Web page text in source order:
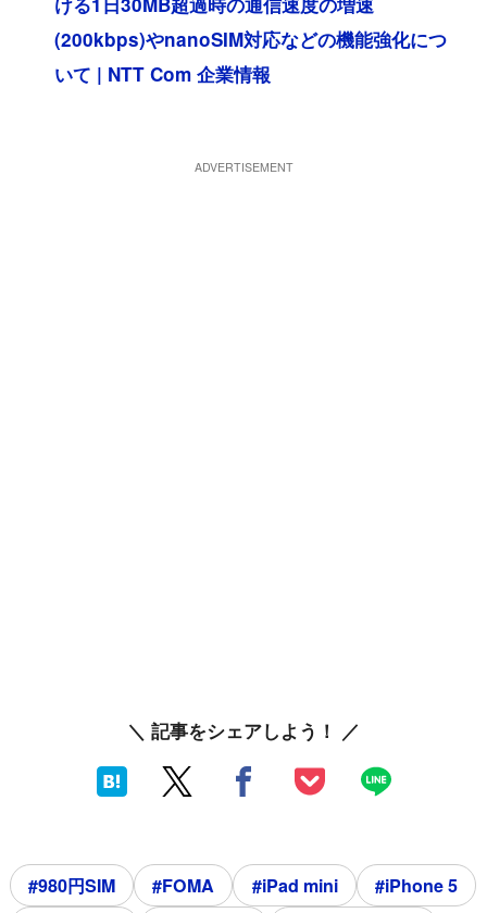
(200kbps)やnanoSIM対応などの機能強化につ
いて | NTT Com 企業情報
＼ 記事をシェアしよう！ ／
#980円SIM #FOMA #iPad mini
#iPhone 5